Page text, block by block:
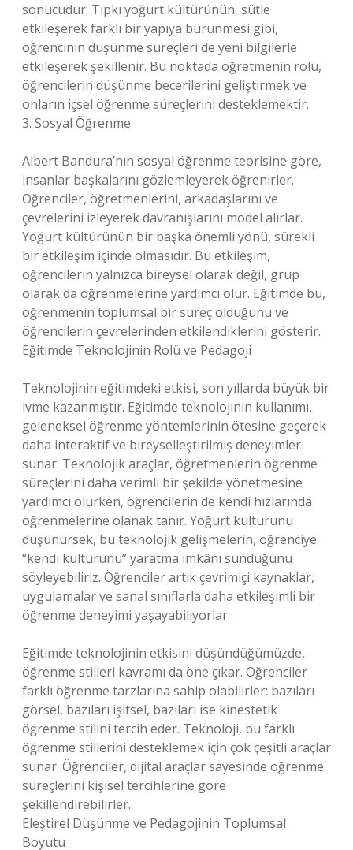
sonucudur. Tıpkı yoğurt kültürünün, sütle
etkileşerek farklı bir yapıya bürünmesi gibi,
öğrencinin düşünme süreçleri de yeni bilgilerle
etkileşerek şekillenir. Bu noktada öğretmenin rolü,
öğrencilerin düşünme becerilerini geliştirmek ve
onların içsel öğrenme süreçlerini desteklemektir.
3. Sosyal Öğrenme
Albert Bandura’nın sosyal öğrenme teorisine göre,
insanlar başkalarını gözlemleyerek öğrenirler.
Öğrenciler, öğretmenlerini, arkadaşlarını ve
çevrelerini izleyerek davranışlarını model alırlar.
Yoğurt kültürünün bir başka önemli yönü, sürekli
bir etkileşim içinde olmasıdır. Bu etkileşim,
öğrencilerin yalnızca bireysel olarak değil, grup
olarak da öğrenmelerine yardımcı olur. Eğitimde bu,
öğrenmenin toplumsal bir süreç olduğunu ve
öğrencilerin çevrelerinden etkilendiklerini gösterir.
Eğitimde Teknolojinin Rolü ve Pedagoji
Teknolojinin eğitimdeki etkisi, son yıllarda büyük bir
ivme kazanmıştır. Eğitimde teknolojinin kullanımı,
geleneksel öğrenme yöntemlerinin ötesine geçerek
daha interaktif ve bireyselleştirilmiş deneyimler
sunar. Teknolojik araçlar, öğretmenlerin öğrenme
süreçlerini daha verimli bir şekilde yönetmesine
yardımcı olurken, öğrencilerin de kendi hızlarında
öğrenmelerine olanak tanır. Yoğurt kültürünü
düşünürsek, bu teknolojik gelişmelerin, öğrenciye
“kendi kültürünü” yaratma imkânı sunduğunu
söyleyebiliriz. Öğrenciler artık çevrimiçi kaynaklar,
uygulamalar ve sanal sınıflarla daha etkileşimli bir
öğrenme deneyimi yaşayabiliyorlar.
Eğitimde teknolojinin etkisini düşündüğümüzde,
öğrenme stilleri kavramı da öne çıkar. Öğrenciler
farklı öğrenme tarzlarına sahip olabilirler: bazıları
görsel, bazıları işitsel, bazıları ise kinestetik
öğrenme stilini tercih eder. Teknoloji, bu farklı
öğrenme stillerini desteklemek için çok çeşitli araçlar
sunar. Öğrenciler, dijital araçlar sayesinde öğrenme
süreçlerini kişisel tercihlerine göre
şekillendirebilirler.
Eleştirel Düşünme ve Pedagojinin Toplumsal
Boyutu